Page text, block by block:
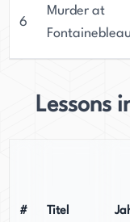
6
Murder at
Fontainebleau
Lessons
# Titel